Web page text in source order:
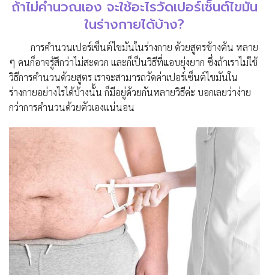
ถ้าไม่คำนวณเอง จะใช้อะไรวัดเปอร์เซ็นต์ไขมัน
ในร่างกายได้บ้าง?
การคำนวนเปอร์เซ็นต์ไขมันในร่างกาย ด้วยสูตรข้างต้น หลาย
ๆ คนก็อาจรู้สึกว่าไม่สะดวก และก็เป็นวิธีที่แอบยุ่งยาก ซึ่งถ้าเราไม่ใช้
วิธีการคำนวนด้วยสูตร เราจะสามารถวัดค่าเปอร์เซ็นต์ไขมันใน
ร่างกายอย่างไรได้บ้างนั้น ก็มีอยู่ด้วยกันหลายวิธีค่ะ บอกเลยว่าง่าย
กว่าการคำนวนด้วยตัวเองแน่นอน